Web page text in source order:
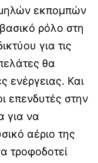
εκπομπών
ρόλο στη
για τις
θα
ενέργειας. Και
επενδυτές στην
για να
αέριο της
τροφοδοτεί